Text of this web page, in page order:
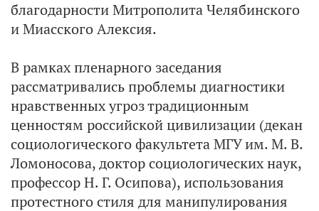
благодарности Митрополита Челябинского
и Миасского Алексия.
В рамках пленарного заседания
рассматривались проблемы диагностики
нравственных угроз традиционным
ценностям российской цивилизации (декан
социологического факультета МГУ им. М. В.
Ломоносова, доктор социологических наук,
профессор Н. Г. Осипова), использования
протестного стиля для манипулирования